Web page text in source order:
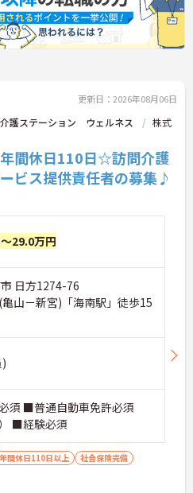
更新日：2026年08月06日
護ステーション ウェルネス
株式
年間休日110日☆訪問介護
ビス提供責任者の募集♪
29.0万円
日方1274-76
亀山－新宮)「海南駅」徒歩15
須 ■普通自動車免許必須
） ■経験必須
年間休日110日以上
社会保険完備